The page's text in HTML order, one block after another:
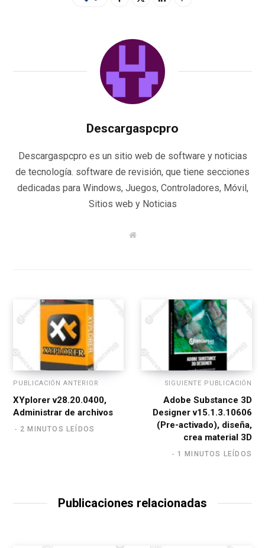
Descargaspcpro
Descargaspcpro es un sitio web de software y noticias
de tecnología. software de revisión, que tiene secciones
dedicadas para Windows, Juegos, Controladores, Móvil,
Sitios web y Noticias
W
PUBLICACIÓN ANTERIOR
XYplorer v28.20.0400,
Administrar de archivos
2 MINUTOS LEÍDOS
SIGUIENTE PUBLICACIÓN
Adobe Substance 3D
Designer v15.1.3.10606
(Pre-activado), diseña,
crea material 3D
1 MINUTOS LEÍDOS
Publicaciones relacionadas